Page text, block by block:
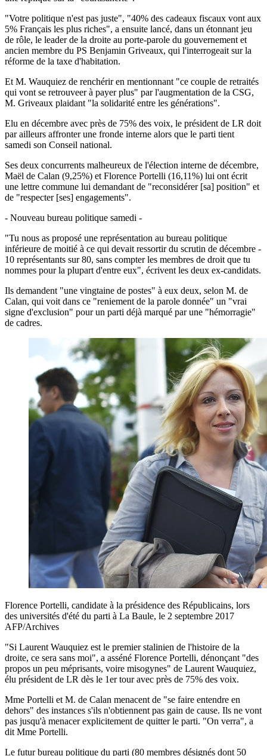
"Votre politique n'est pas juste", "40% des cadeaux fiscaux vont aux
5% Français les plus riches", a ensuite lancé, dans un étonnant jeu
de rôle, le leader de la droite au porte-parole du gouvernement et
ancien membre du PS Benjamin Griveaux, qui l'interrogeait sur la
réforme de la taxe d'habitation.
Et M. Wauquiez de renchérir en mentionnant "ce couple de retraités
qui vont se retrouveer à payer plus" par l'augmentation de la CSG,
M. Griveaux plaidant "la solidarité entre les générations".
Elu en décembre avec près de 75% des voix, le président de LR doit
par ailleurs affronter une fronde interne alors que le parti tient
samedi son Conseil national.
Ses deux concurrents malheureux de l'élection interne de décembre,
Maël de Calan (9,25%) et Florence Portelli (16,11%) lui ont écrit
une lettre commune lui demandant de "reconsidérer [sa] position" et
de "respecter [ses] engagements".
- Nouveau bureau politique samedi -
"Tu nous as proposé une représentation au bureau politique
inférieure de moitié à ce qui devait ressortir du scrutin de décembre -
10 représentants sur 80, sans compter les membres de droit que tu
nommes pour la plupart d'entre eux", écrivent les deux ex-candidats.
Ils demandent "une vingtaine de postes" à eux deux, selon M. de
Calan, qui voit dans ce "reniement de la parole donnée" un "vrai
signe d'exclusion" pour un parti déjà marqué par une "hémorragie"
de cadres.
Florence Portelli, candidate à la présidence des Républicains, lors
des universités d'été du parti à La Baule, le 2 septembre 2017
AFP/Archives
"Si Laurent Wauquiez est le premier stalinien de l'histoire de la
droite, ce sera sans moi", a asséné Florence Portelli, dénonçant "des
propos un peu méprisants, voire misogynes" de Laurent Wauquiez,
élu président de LR dès le 1er tour avec près de 75% des voix.
Mme Portelli et M. de Calan menacent de "se faire entendre en
dehors" des instances s'ils n'obtiennent pas gain de cause. Ils ne vont
pas jusqu'à menacer explicitement de quitter le parti. "On verra", a
dit Mme Portelli.
Le futur bureau politique du parti (80 membres désignés dont 50